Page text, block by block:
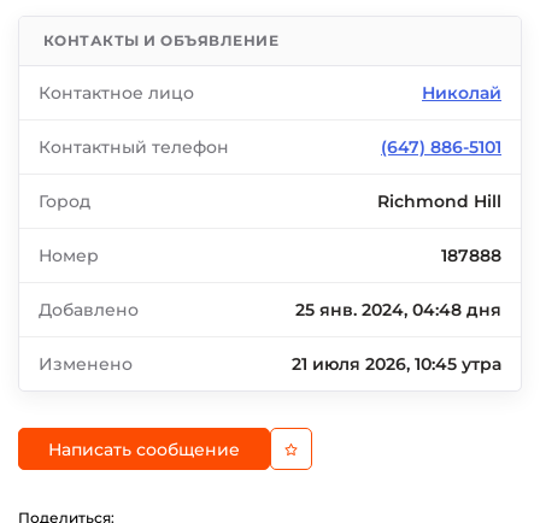
КОНТАКТЫ И ОБЪЯВЛЕНИЕ
Контактное лицо Николай
Контактный телефон (647) 886-5101
Город Richmond Hill
Номер 187888
Добавлено 25 янв. 2024, 04:48 дня
Изменено 21 июля 2026, 10:45 утра
Написать сообщение
Поделиться: